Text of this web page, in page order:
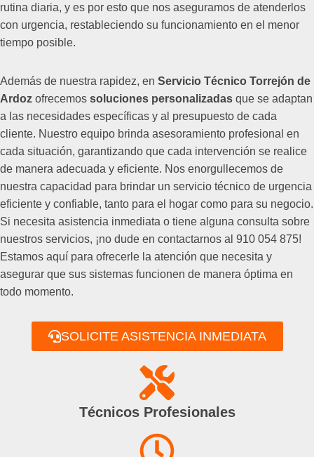
rutina diaria, y es por esto que nos aseguramos de atenderlos
con urgencia, restableciendo su funcionamiento en el menor
tiempo posible.
Además de nuestra rapidez, en Servicio Técnico Torrejón de
Ardoz ofrecemos soluciones personalizadas que se adaptan
a las necesidades específicas y al presupuesto de cada
cliente. Nuestro equipo brinda asesoramiento profesional en
cada situación, garantizando que cada intervención se realice
de manera adecuada y eficiente. Nos enorgullecemos de
nuestra capacidad para brindar un servicio técnico de urgencia
eficiente y confiable, tanto para el hogar como para su negocio.
Si necesita asistencia inmediata o tiene alguna consulta sobre
nuestros servicios, ¡no dude en contactarnos al 910 054 875!
Estamos aquí para ofrecerle la atención que necesita y
asegurar que sus sistemas funcionen de manera óptima en
todo momento.
SOLICITE ASISTENCIA INMEDIATA
Técnicos Profesionales